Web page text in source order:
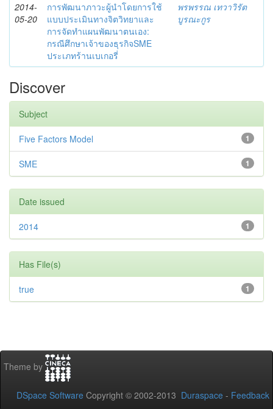
2014-
05-20
การพัฒนาภาวะผู้นำโดยการใช้
แบบประเมินทางจิตวิทยาและ
การจัดทำแผนพัฒนาตนเอง:
กรณีศึกษาเจ้าของธุรกิจSME
ประเภทร้านเบเกอรี่
พรพรรณ เทวาวิรัต
บูรณะกูร
Discover
Subject
1
Five Factors Model
1
SME
Date issued
1
2014
Has File(s)
1
true
Theme by
DSpace Software Copyright © 2002-2013 Duraspace - Feedback